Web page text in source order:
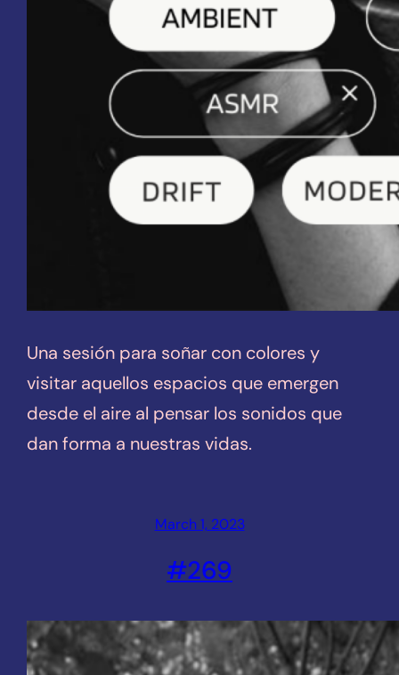
Una sesión para soñar con colores y
visitar aquellos espacios que emergen
desde el aire al pensar los sonidos que
dan forma a nuestras vidas.
March 1, 2023
#269